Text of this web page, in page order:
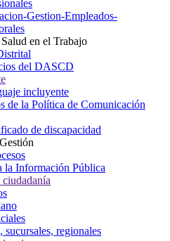
Gestion-Empleados-
en el Trabajo
del DASCD
incluyente
de la Política de Comunicación
de discapacidad
la Información Pública
regionales